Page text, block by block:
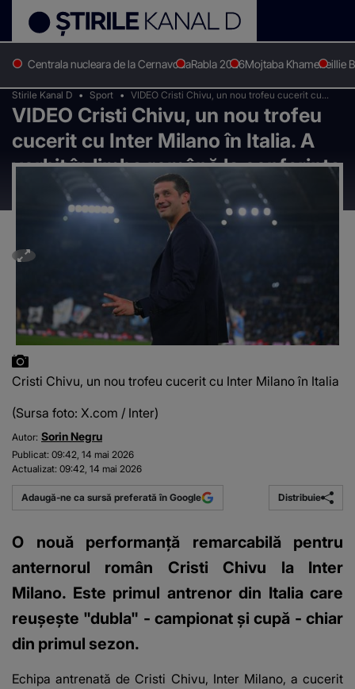
Centrala nucleara de la CernavodaRabla 2026Mojtaba KhameneiIlie
Stirile Kanal D Sport
VIDEO Cristi Chivu, un nou trofeu cucerit cu
Inter Milano în Italia. A vorbit în limba română la
conferința de după finala Cupei Italiei
VIDEO Cristi Chivu, un nou trofeu
cucerit cu Inter Milano în Italia. A
vorbit în limba română la conferința
de după finala Cupei Italiei
Cristi Chivu, un nou trofeu cucerit cu Inter Milano în Italia
(Sursa foto: X.com / Inter)
Autor: Sorin Negru
Publicat: 09:42, 14 mai 2026
Actualizat: 09:42, 14 mai 2026
Adaugă-ne ca sursă preferată în Google Distribuie
O nouă performanță remarcabilă pentru
anternorul român Cristi Chivu la Inter
Milano. Este primul antrenor din Italia care
reușește "dubla" - campionat și cupă - chiar
din primul sezon.
Echipa antrenată de Cristi Chivu, Inter Milano, a cucerit